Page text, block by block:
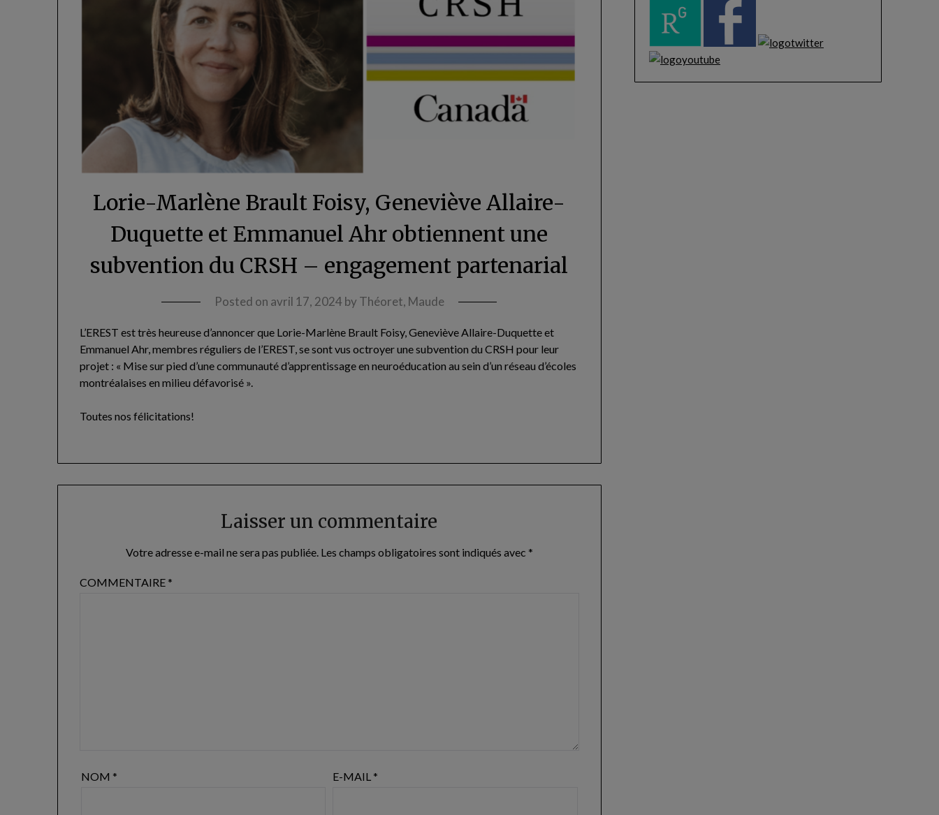
Lorie-Marlène Brault Foisy, Geneviève Allaire-
Duquette et Emmanuel Ahr obtiennent une
subvention du CRSH – engagement partenarial
Posted on avril 17, 2024by Théoret, Maude
L’EREST est très heureuse d’annoncer que Lorie-Marlène Brault Foisy, Geneviève Allaire-Duquette et
Emmanuel Ahr, membres réguliers de l’EREST, se sont vus octroyer une subvention du CRSH pour leur
projet : « Mise sur pied d’une communauté d’apprentissage en neuroéducation au sein d’un réseau d’écoles
montréalaises en milieu défavorisé ».
Toutes nos félicitations!
Laisser un commentaire
Votre adresse e-mail ne sera pas publiée. Les champs obligatoires sont indiqués avec *
COMMENTAIRE *
NOM * E-MAIL *